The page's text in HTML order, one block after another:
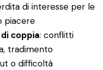
di interesse per le
piacere
coppia: conflitti
tradimento
o difficoltà